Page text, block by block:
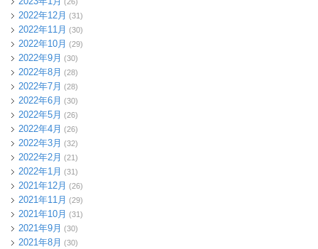
2022年12月 (31)
2022年11月 (30)
2022年10月 (29)
2022年9月 (30)
2022年8月 (28)
2022年7月 (28)
2022年6月 (30)
2022年5月 (26)
2022年4月 (26)
2022年3月 (32)
2022年2月 (21)
2022年1月 (31)
2021年12月 (26)
2021年11月 (29)
2021年10月 (31)
2021年9月 (30)
2021年8月 (30)